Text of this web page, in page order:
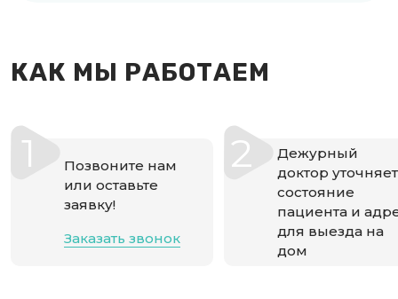
КАК МЫ РАБОТАЕМ
1
Позвоните нам
или оставьте
заявку!
Заказать звонок
2
Дежурный
доктор уточняет
состояние
пациента и
для выезда на
дом